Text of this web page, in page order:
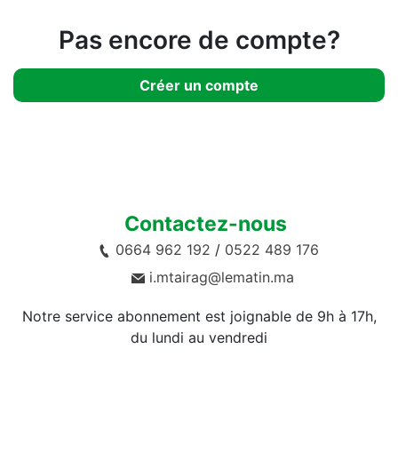
Pas encore de compte?
Créer un compte
Contactez-nous
0664 962 192 / 0522 489 176
i.mtairag@lematin.ma
Notre service abonnement est joignable de 9h à 17h,
du lundi au vendredi